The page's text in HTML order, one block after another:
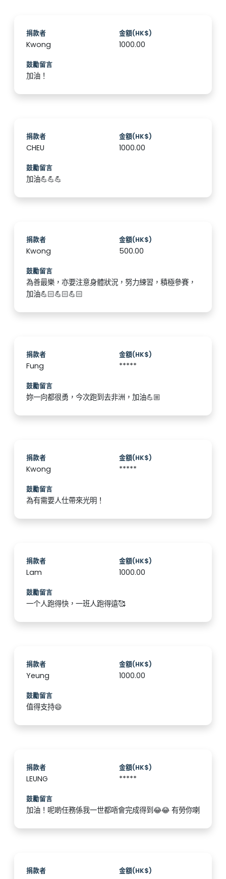
捐款者
Kwong
金額(HK$)
1000.00
鼓勵留言
加油！
捐款者
CHEU
金額(HK$)
1000.00
鼓勵留言
加油💪💪💪
捐款者
Kwong
金額(HK$)
500.00
鼓勵留言
為善最樂，亦要注意身體狀況，努力練習，積極參賽，
加油💪🏻💪🏻💪🏻
捐款者
Fung
金額(HK$)
*****
鼓勵留言
妳一向都很勇，今次跑到去非洲，加油💪🏼
捐款者
Kwong
金額(HK$)
*****
鼓勵留言
為有需要人仕帶來光明！
捐款者
Lam
金額(HK$)
1000.00
鼓勵留言
一个人跑得快，一班人跑得遠🥰
捐款者
Yeung
金額(HK$)
1000.00
鼓勵留言
值得支持😄
捐款者
LEUNG
金額(HK$)
*****
鼓勵留言
加油！呢啲任務係我一世都唔會完成得到😂😂 有勞你喇
捐款者 金額(HK$)